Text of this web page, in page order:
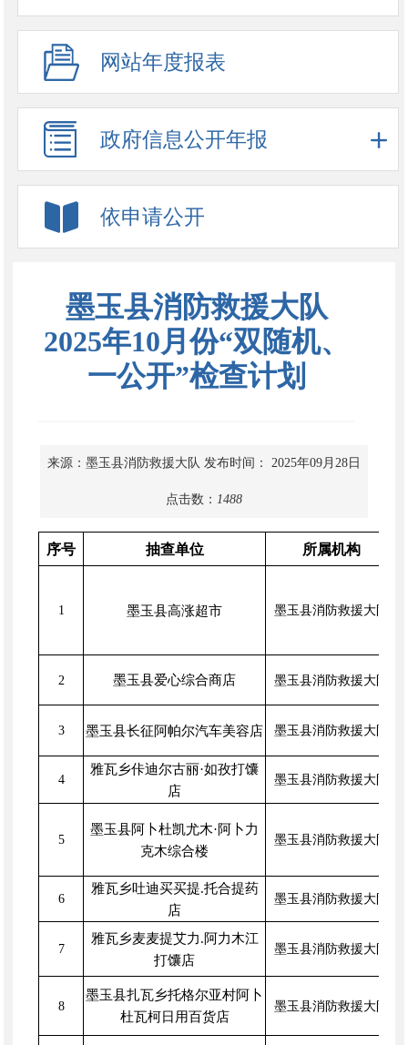
网站年度报表
政府信息公开年报
依申请公开
墨玉县消防救援大队
2025年10月份“双随机、
一公开”检查计划
来源：墨玉县消防救援大队 发布时间： 2025年09月28日
点击数： 1488
序号 抽查单位 所属机构
1 墨玉县高涨超市 墨玉县消防救援大队
2 墨玉县爱心综合商店 墨玉县消防救援大队
3 墨玉县长征阿帕尔汽车美容店 墨玉县消防救援大队
4
雅瓦乡佧迪尔古丽·如孜打馕
店
墨玉县消防救援大队
5
墨玉县阿卜杜凯尤木·阿卜力
克木综合楼
墨玉县消防救援大队
6
雅瓦乡吐迪买买提.托合提药
店
墨玉县消防救援大队
7
雅瓦乡麦麦提艾力.阿力木江
打馕店
墨玉县消防救援大队
8
墨玉县扎瓦乡托格尔亚村阿卜
杜瓦柯日用百货店
墨玉县消防救援大队